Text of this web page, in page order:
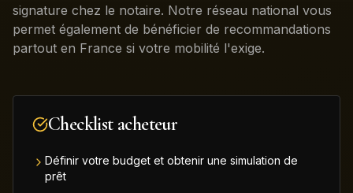
signature chez le notaire. Notre réseau national vous
permet également de bénéficier de recommandations
partout en France si votre mobilité l'exige.
Checklist acheteur
Définir votre budget et obtenir une simulation de
prêt